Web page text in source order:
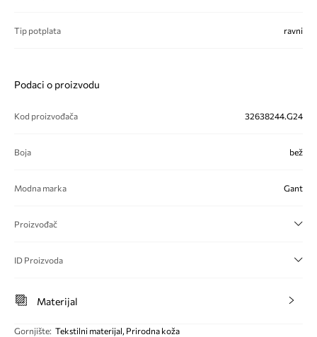
Tip potplata ravni
Podaci o proizvodu
Kod proizvođača 32638244.G24
Boja bež
Modna marka Gant
Proizvođač
ID Proizvoda
Materijal
Gornjište: Tekstilni materijal, Prirodna koža